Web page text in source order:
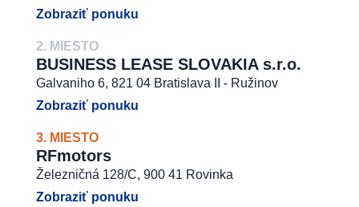
Zobraziť ponuku
2. MIESTO
BUSINESS LEASE SLOVAKIA s.r.o.
Galvaniho 6, 821 04 Bratislava II - Ružinov
Zobraziť ponuku
3. MIESTO
RFmotors
Železničná 128/C, 900 41 Rovinka
Zobraziť ponuku